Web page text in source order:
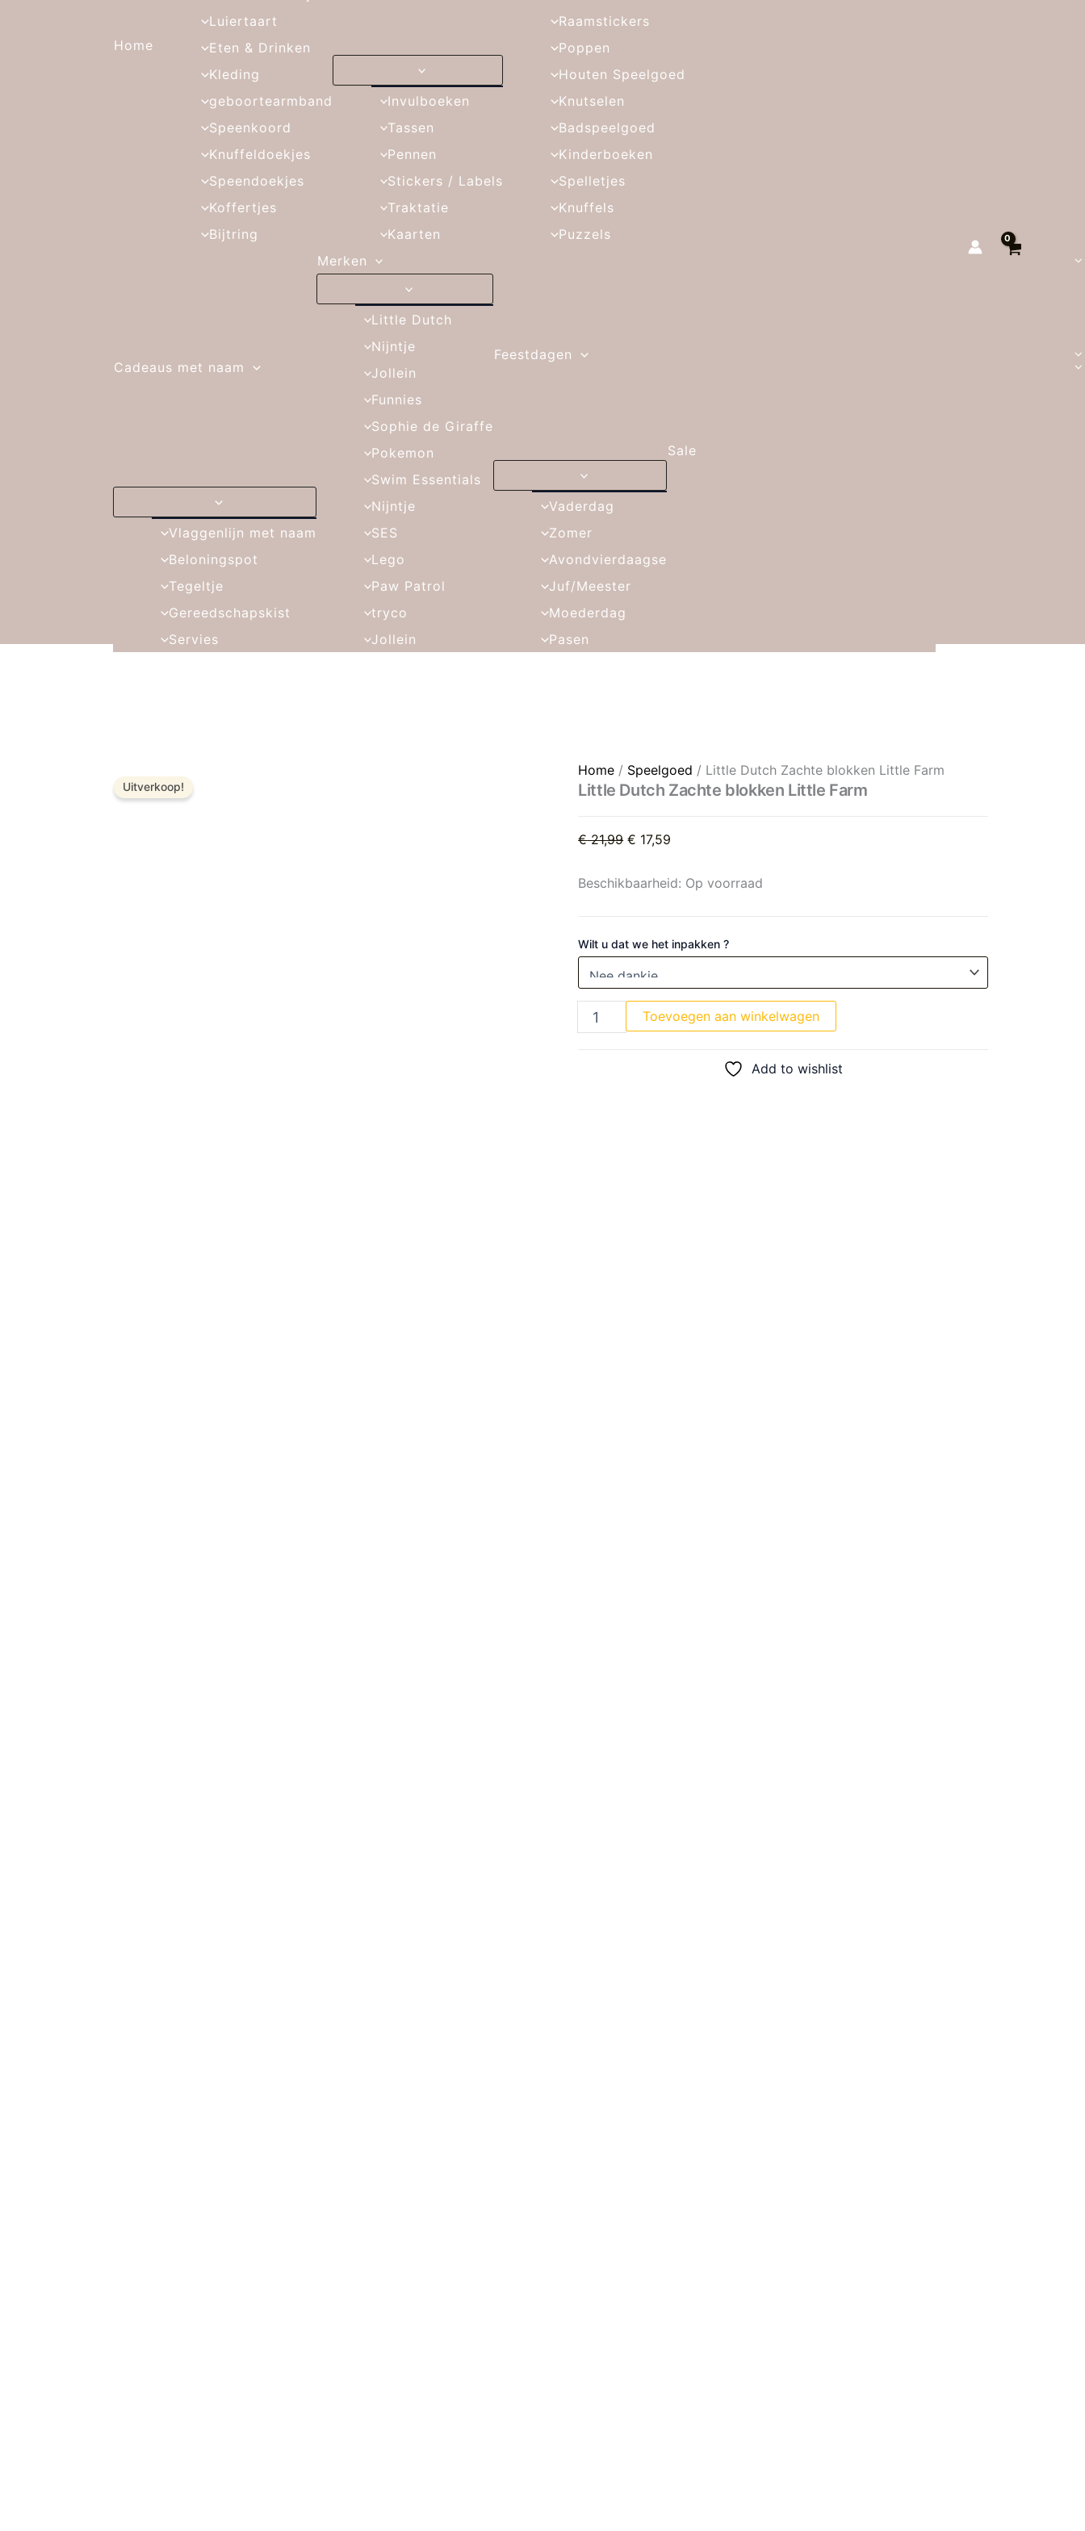
Home
Luiertaart
Eten & Drinken
Kleding
geboortearmband
Speenkoord
Knuffeldoekjes
Speendoekjes
Koffertjes
Bijtring
Invulboeken
Tassen
Pennen
Stickers / Labels
Traktatie
Kaarten
Raamstickers
Poppen
Houten Speelgoed
Knutselen
Badspeelgoed
Kinderboeken
Spelletjes
Knuffels
Puzzels
Cadeaus met naam
Vlaggenlijn met naam
Beloningspot
Tegeltje
Gereedschapskist
Servies
Merken
Little Dutch
Nijntje
Jollein
Funnies
Sophie de Giraffe
Pokemon
Swim Essentials
Nijntje
SES
Lego
Paw Patrol
tryco
Jollein
Feestdagen
Vaderdag
Zomer
Avondvierdaagse
Juf/Meester
Moederdag
Pasen
Sale
Uitverkoop!
Home / Speelgoed / Little Dutch Zachte blokken Little Farm
Little Dutch Zachte blokken Little Farm
€21,99
Oorspronkelijke prijs was: € 21,99.
€ 17,59
Huidige prijs is: € 17,59.
Beschikbaarheid: Op voorraad
Wilt u dat we het inpakken ?
Little Dutch Zachte blokken Little Farm aantal
Toevoegen aan winkelwagen
Add to wishlist